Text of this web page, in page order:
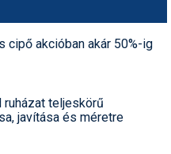
cipő akcióban akár 50%-ig
teljeskörű
javítása és méretre